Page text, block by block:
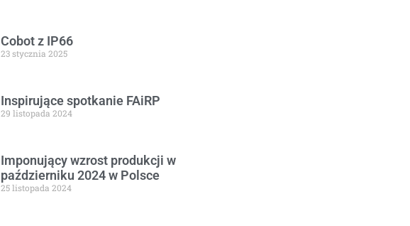
Cobot z IP66
23 stycznia 2025
Inspirujące spotkanie FAiRP
29 listopada 2024
Imponujący wzrost produkcji w
październiku 2024 w Polsce
25 listopada 2024